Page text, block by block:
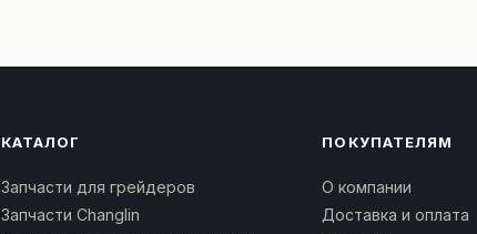
КАТАЛОГ
Запчасти для грейдеров
Запчасти Changlin
ПОКУПАТЕЛЯМ
О компании
Доставка и оплата